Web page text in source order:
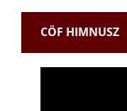
CÖF HIMNUSZ